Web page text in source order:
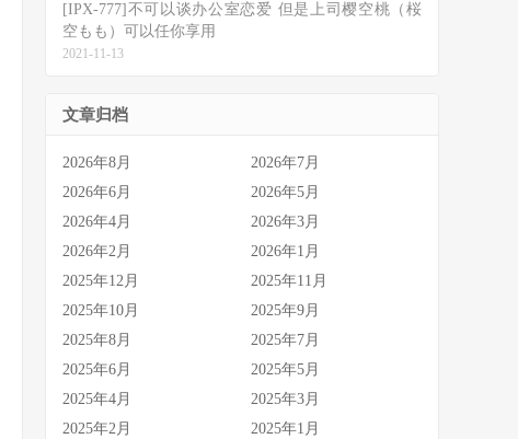
[IPX-777]不可以谈办公室恋爱 但是上司樱空桃（桜
空もも）可以任你享用
2021-11-13
文章归档
2026年8月
2026年7月
2026年6月
2026年5月
2026年4月
2026年3月
2026年2月
2026年1月
2025年12月
2025年11月
2025年10月
2025年9月
2025年8月
2025年7月
2025年6月
2025年5月
2025年4月
2025年3月
2025年2月
2025年1月